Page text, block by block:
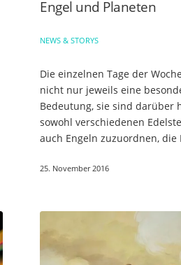
Engel und Planeten
NEWS & STORYS
Die einzelnen Tage der
nicht nur jeweils eine
Bedeutung, sie sind darüber
sowohl verschiedenen
auch Engeln zuzuordnen, die
unterstützen können. Unsere
25. November 2016